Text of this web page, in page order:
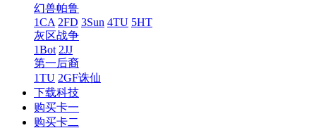
幻兽帕鲁
1CA 2FD 3Sun 4TU 5HT
灰区战争
1Bot 2JJ
第一后裔
1TU 2GF诛仙
下载科技
购买卡一
购买卡二